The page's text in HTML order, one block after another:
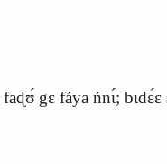
gɛ fáya ńnɩ́; bɩdɛ́ɛ